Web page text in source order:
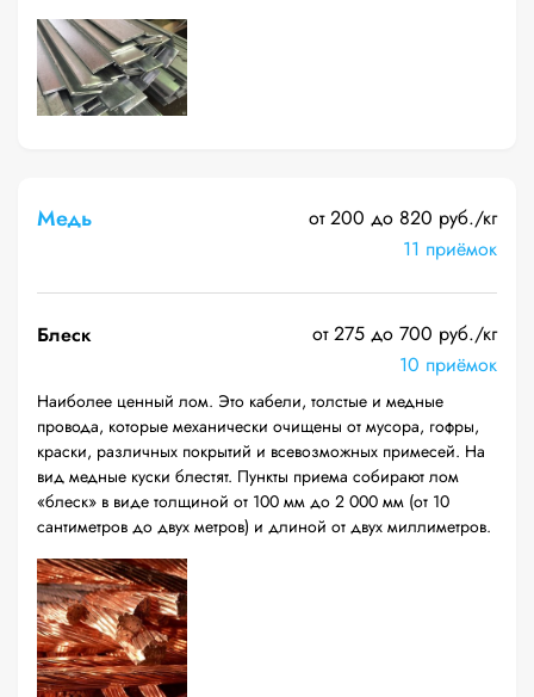
Медь
от 200 до 820 руб./кг
11 приёмок
Блеск
от 275 до 700 руб./кг
10 приёмок
Наиболее ценный лом. Это кабели, толстые и медные
провода, которые механически очищены от мусора, гофры,
краски, различных покрытий и всевозможных примесей. На
вид медные куски блестят. Пункты приема собирают лом
«блеск» в виде толщиной от 100 мм до 2 000 мм (от 10
сантиметров до двух метров) и длиной от двух миллиметров.